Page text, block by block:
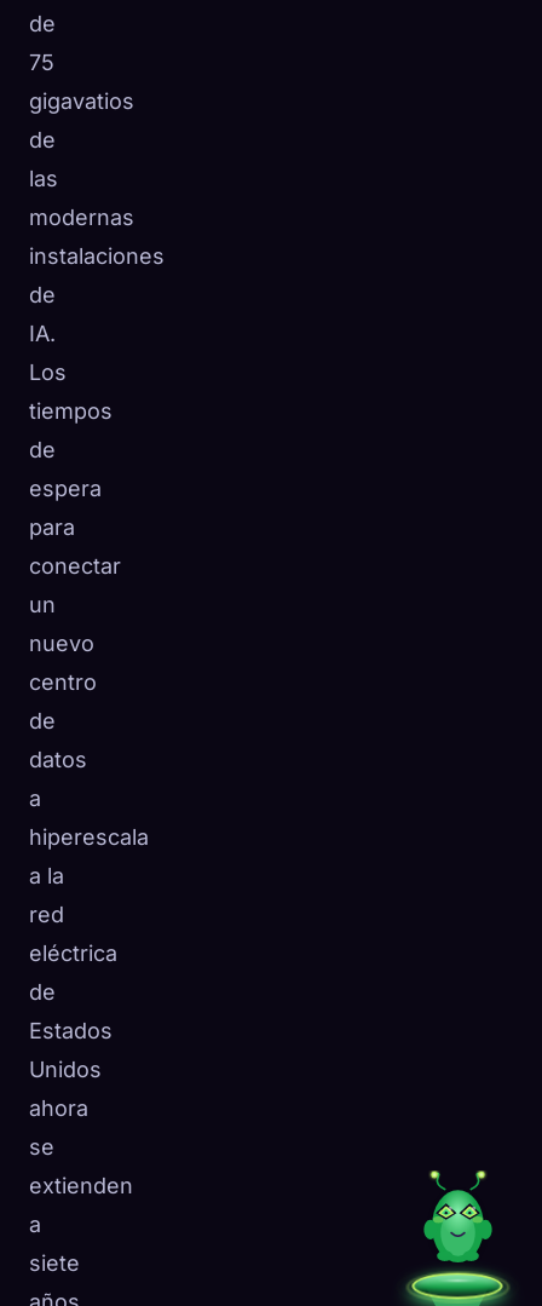
de
75
gigavatios
de
las
modernas
instalaciones
de
IA.
Los
tiempos
de
espera
para
conectar
un
nuevo
centro
de
datos
a
hiperescala
a la
red
eléctrica
de
Estados
Unidos
ahora
se
extienden
a
siete